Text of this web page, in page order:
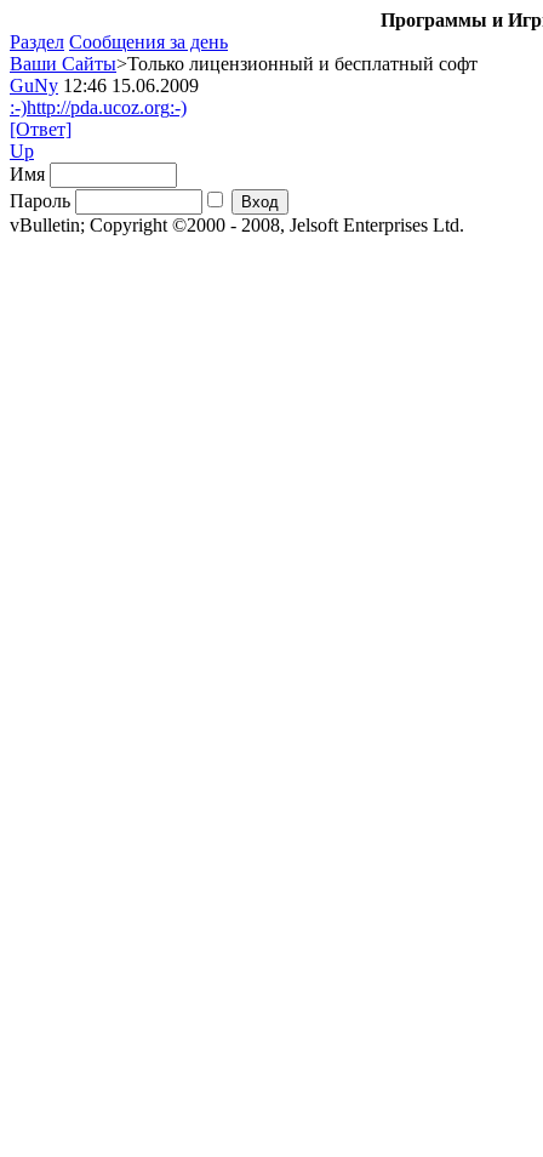
Программы и
Раздел Сообщения за день
Ваши Сайты>Только лицензионный и бесплатный софт
GuNy 12:46 15.06.2009
:-)http://pda.ucoz.org:-)
[Ответ]
Up
Имя
Пароль
vBulletin; Copyright ©2000 - 2008, Jelsoft Enterprises Ltd.